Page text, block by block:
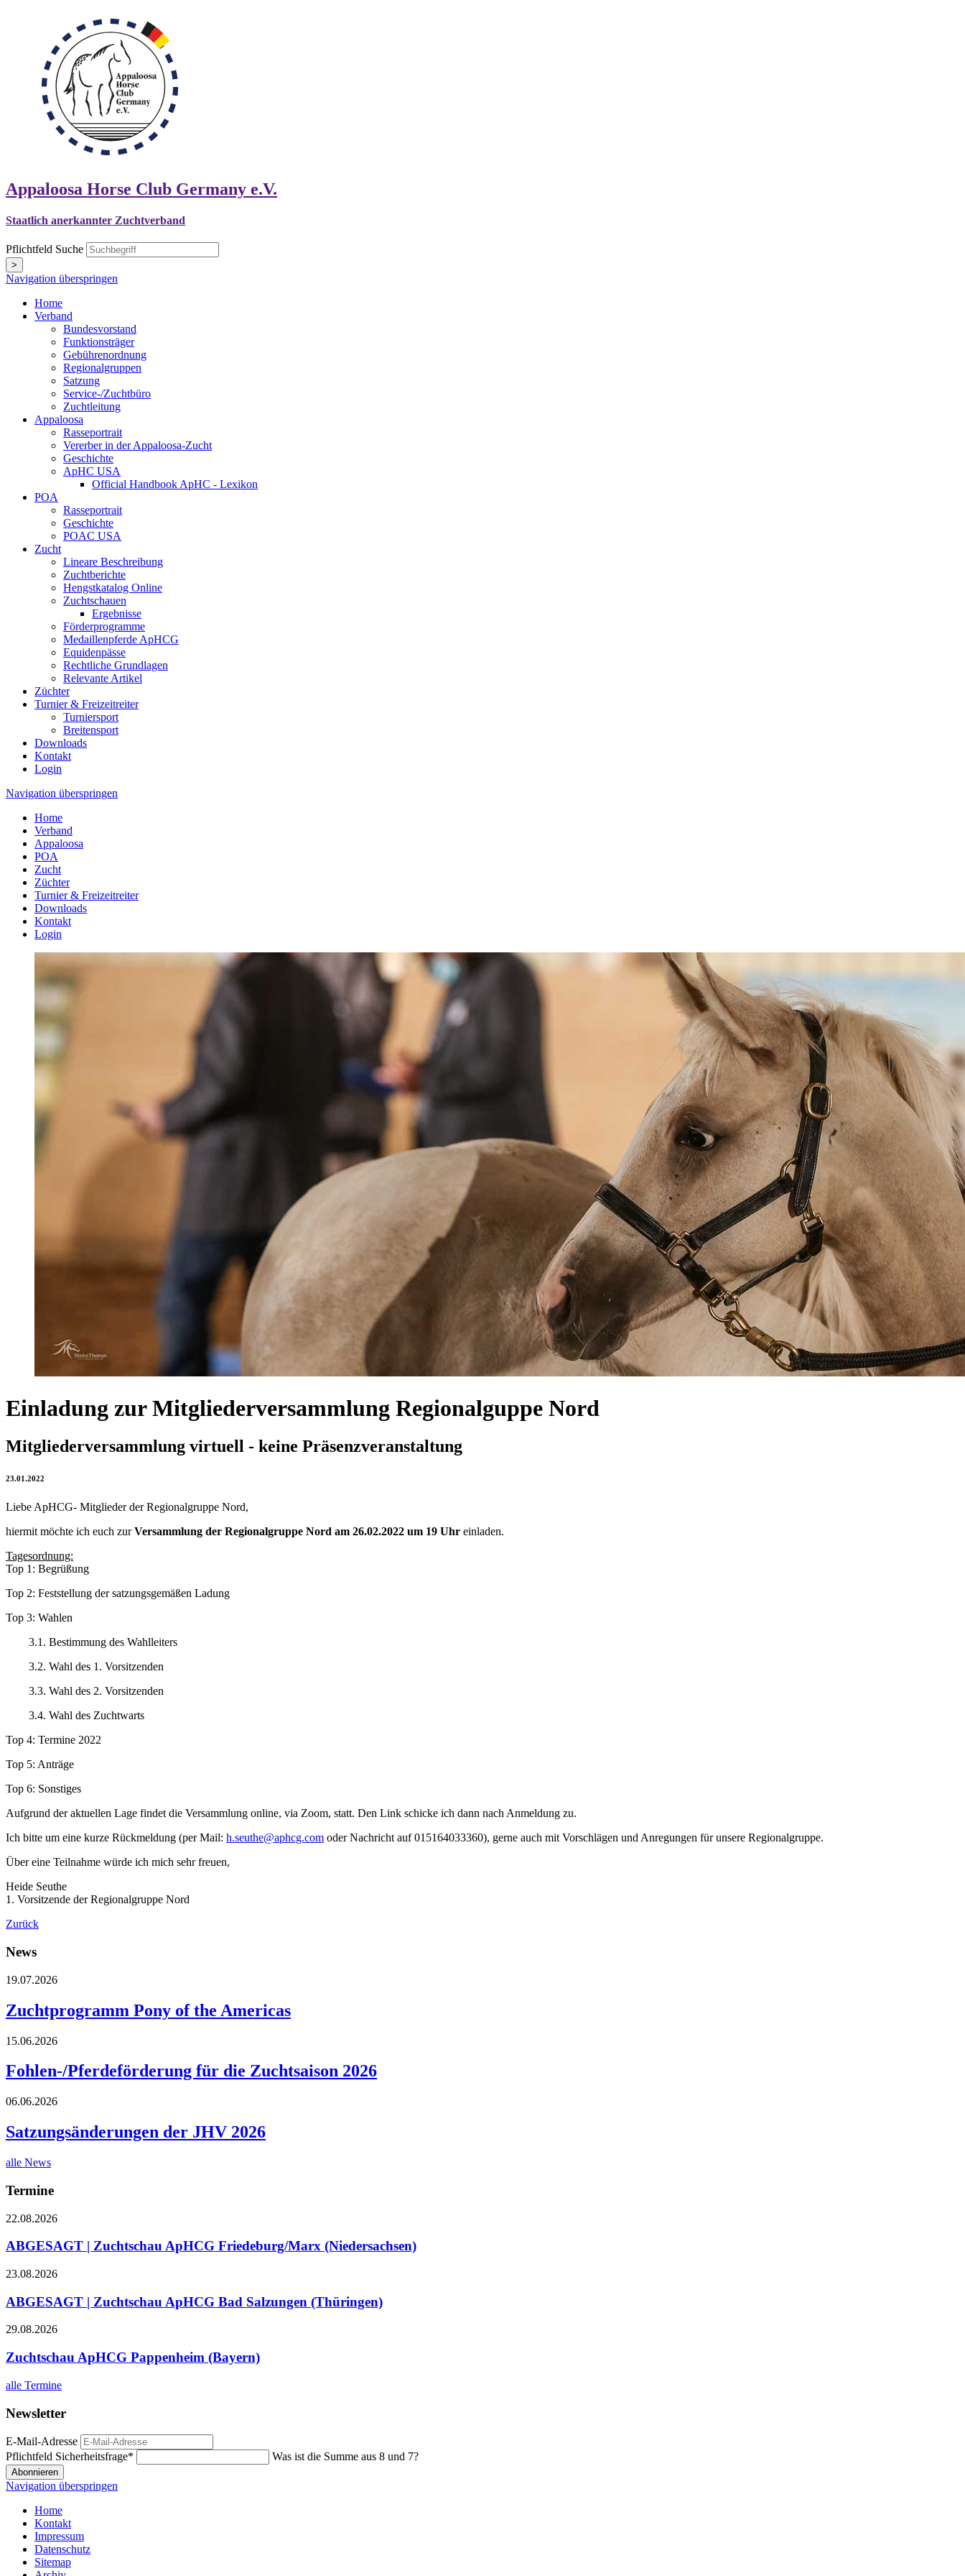
Appaloosa Horse Club Germany e.V.
Staatlich anerkannter Zuchtverband
Pflichtfeld Suche
>
Navigation überspringen
Home
Verband
Bundesvorstand
Funktionsträger
Gebührenordnung
Regionalgruppen
Satzung
Service-/Zuchtbüro
Zuchtleitung
Appaloosa
Rasseportrait
Vererber in der Appaloosa-Zucht
Geschichte
ApHC USA
Official Handbook ApHC - Lexikon
POA
Rasseportrait
Geschichte
POAC USA
Zucht
Lineare Beschreibung
Zuchtberichte
Hengstkatalog Online
Zuchtschauen
Ergebnisse
Förderprogramme
Medaillenpferde ApHCG
Equidenpässe
Rechtliche Grundlagen
Relevante Artikel
Züchter
Turnier & Freizeitreiter
Turniersport
Breitensport
Downloads
Kontakt
Login
Navigation überspringen
Home
Verband
Appaloosa
POA
Zucht
Züchter
Turnier & Freizeitreiter
Downloads
Kontakt
Login
Einladung zur Mitgliederversammlung Regionalguppe Nord
Mitgliederversammlung virtuell - keine Präsenzveranstaltung
23.01.2022
Liebe ApHCG- Mitglieder der Regionalgruppe Nord,
hiermit möchte ich euch zurVersammlung der Regionalgruppe Nord am 26.02.2022 um 19 Uhr einladen.
Tagesordnung:
Top 1: Begrüßung
Top 2: Feststellung der satzungsgemäßen Ladung
Top 3: Wahlen
3.1. Bestimmung des Wahlleiters
3.2. Wahl des 1. Vorsitzenden
3.3. Wahl des 2. Vorsitzenden
3.4. Wahl des Zuchtwarts
Top 4: Termine 2022
Top 5: Anträge
Top 6: Sonstiges
Aufgrund der aktuellen Lage findet die Versammlung online, via Zoom, statt. Den Link schicke ich dann nach Anmeldung zu.
Ich bitte um eine kurze Rückmeldung (per Mail: h.seuthe@aphcg.com oder Nachricht auf 015164033360), gerne auch mit Vorschlägen und Anregungen für unsere Regionalgruppe.
Über eine Teilnahme würde ich mich sehr freuen,
Heide Seuthe
1. Vorsitzende der Regionalgruppe Nord
Zurück
News
19.07.2026
Zuchtprogramm Pony of the Americas
15.06.2026
Fohlen-/Pferdeförderung für die Zuchtsaison 2026
06.06.2026
Satzungsänderungen der JHV 2026
alle News
Termine
22.08.2026
ABGESAGT | Zuchtschau ApHCG Friedeburg/Marx (Niedersachsen)
23.08.2026
ABGESAGT | Zuchtschau ApHCG Bad Salzungen (Thüringen)
29.08.2026
Zuchtschau ApHCG Pappenheim (Bayern)
alle Termine
Newsletter
E-Mail-Adresse
Pflichtfeld Sicherheitsfrage* Was ist die Summe aus 8 und 7?
Abonnieren
Navigation überspringen
Home
Kontakt
Impressum
Datenschutz
Sitemap